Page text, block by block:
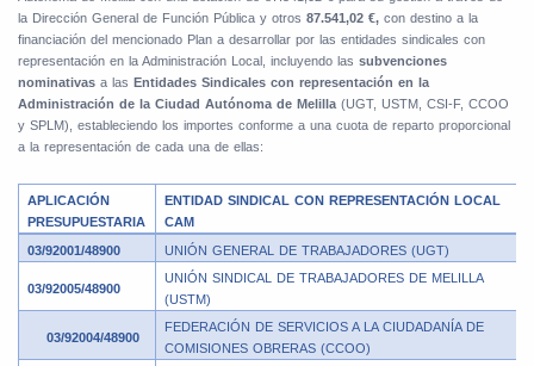
la Dirección General de Función Pública y otros 87.541,02 €, con destino a la
financiación del mencionado Plan a desarrollar por las entidades sindicales con
representación en la Administración Local, incluyendo las subvenciones
nominativas a las Entidades Sindicales con representación en la
Administración de la Ciudad Autónoma de Melilla (UGT, USTM, CSI-F, CCOO
y SPLM), estableciendo los importes conforme a una cuota de reparto proporcional
a la representación de cada una de ellas:
APLICACIÓN
PRESUPUESTARIA
ENTIDAD SINDICAL CON REPRESENTACIÓN LOCAL
CAM
03/92001/48900
UNIÓN GENERAL DE TRABAJADORES (UGT)
03/92005/48900
UNIÓN SINDICAL DE TRABAJADORES DE MELILLA
(USTM)
03/92004/48900
FEDERACIÓN DE SERVICIOS A LA CIUDADANÍA DE
COMISIONES OBRERAS (CCOO)